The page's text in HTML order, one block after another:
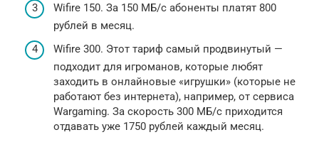
Wifire 150. За 150 МБ/с абоненты платят 800
рублей в месяц.
Wifire 300. Этот тариф самый продвинутый —
подходит для игроманов, которые любят
заходить в онлайновые «игрушки» (которые не
работают без интернета), например, от сервиса
Wargaming. За скорость 300 МБ/с приходится
отдавать уже 1750 рублей каждый месяц.